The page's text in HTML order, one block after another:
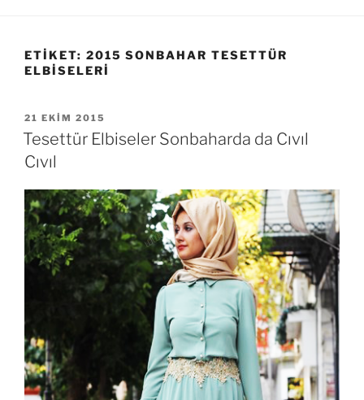
ETIKET: 2015 SONBAHAR TESETTÜR
ELBISELERI
YAYIM
TARIHI
21 EKIM 2015
Tesettür Elbiseler Sonbaharda da Cıvıl
Cıvıl